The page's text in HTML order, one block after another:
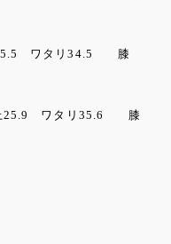
ワタリ34.5 膝
25.9 ワタリ35.6 膝